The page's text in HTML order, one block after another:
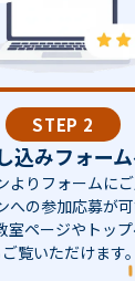
STEP 2
込みフォー
よりフォームに
への参加応募が可
室ページやトッ
覧いただけます。